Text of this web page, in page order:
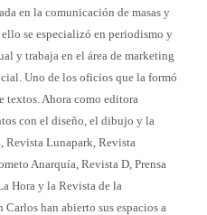
en la comunicación de masas y
se especializó en periodismo y
y trabaja en el área de marketing
Uno de los oficios que la formó
textos. Ahora como editora
con el diseño, el dibujo y la
Revista Lunapark, Revista
Anarquía, Revista D, Prensa
Hora y la Revista de la
Carlos han abierto sus espacios a